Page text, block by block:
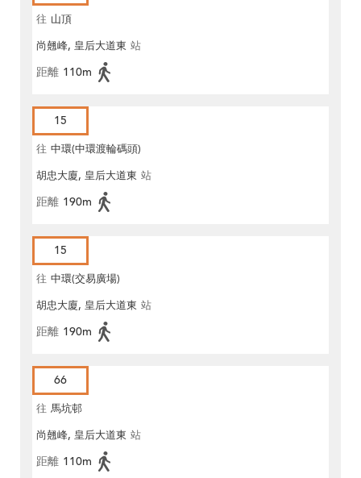
往 山頂
尚翹峰, 皇后大道東 站
距離 110m
15
往 中環(中環渡輪碼頭)
胡忠大廈, 皇后大道東 站
距離 190m
15
往 中環(交易廣場)
胡忠大廈, 皇后大道東 站
距離 190m
66
往 馬坑邨
尚翹峰, 皇后大道東 站
距離 110m